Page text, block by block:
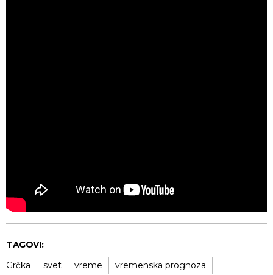
TAGOVI:
Grčka
svet vreme vremenska prognoza